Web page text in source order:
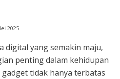
2025
digital yang semakin maju,
penting dalam kehidupan
tidak hanya terbatas